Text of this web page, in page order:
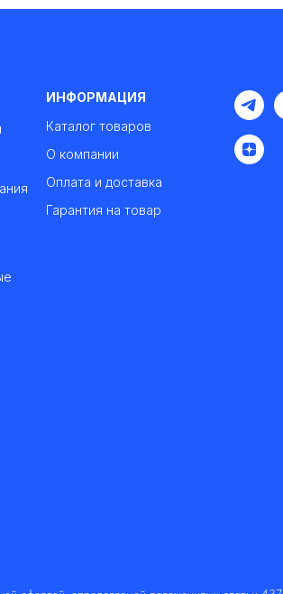
ИНФОРМАЦИЯ
Каталог товаров
О компании
Оплата и доставка
Гарантия на товар